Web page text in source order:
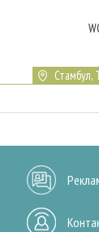
Стамбул,